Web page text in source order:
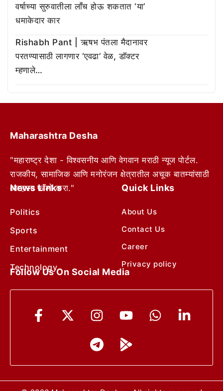
वर्षाच्या सुरुवातीला लाँच होऊ शकतात ‘या’
धमाकेदार कार
Rishabh Pant | ऋषभ पंतला मैदानावर
परतण्यासाठी लागणार ‘एवढा’ वेळ, डॉक्टर
म्हणाले…
Maharashtra Desha
"महाराष्ट्र देशा - विश्वसनीय आणि वेगवान मराठी न्यूज पोर्टल.
राजकीय, सामाजिक आणि मनोरंजन क्षेत्रातील अचूक बातम्यांसाठी
आम्हाला फॉलो करा."
News Links
Politics
Sports
Entertainment
Technology
Quick Links
About Us
Contact Us
Career
Privacy policy
Follow Us On Social Media